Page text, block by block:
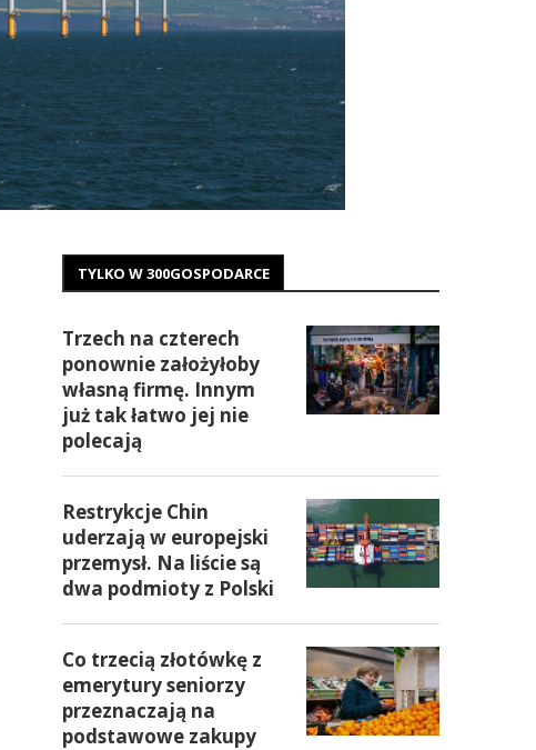
TYLKO W 300GOSPODARCE
Trzech na czterech
ponownie założyłoby
własną firmę. Innym
już tak łatwo jej nie
polecają
Restrykcje Chin
uderzają w europejski
przemysł. Na liście są
dwa podmioty z Polski
Co trzecią złotówkę z
emerytury seniorzy
przeznaczają na
podstawowe zakupy